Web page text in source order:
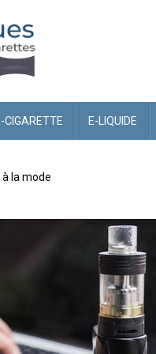
CIGARETTE E-LIQUIDE
la mode